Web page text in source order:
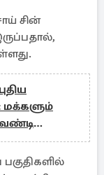
சின்
மக்களும்